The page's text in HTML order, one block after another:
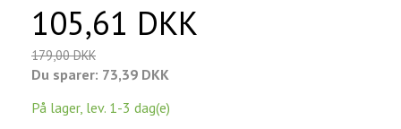
105,61 DKK
179,00 DKK
Du sparer: 73,39 DKK
På lager, lev. 1-3 dag(e)